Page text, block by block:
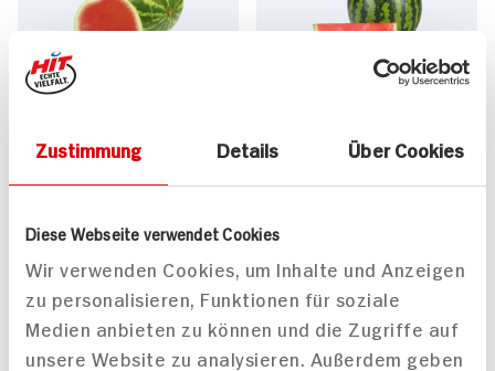
Zustimmung Details Über Cookies
Diese Webseite verwendet Cookies
Wir verwenden Cookies, um Inhalte und Anzeigen
zu personalisieren, Funktionen für soziale
Medien anbieten zu können und die Zugriffe auf
unsere Website zu analysieren. Außerdem geben
Wassermelone rot &
schmackhaft
1kg Lose
PREIS
0.99 4.49
Mehr anzeigen